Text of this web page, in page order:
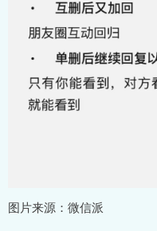
图片来源：微信派